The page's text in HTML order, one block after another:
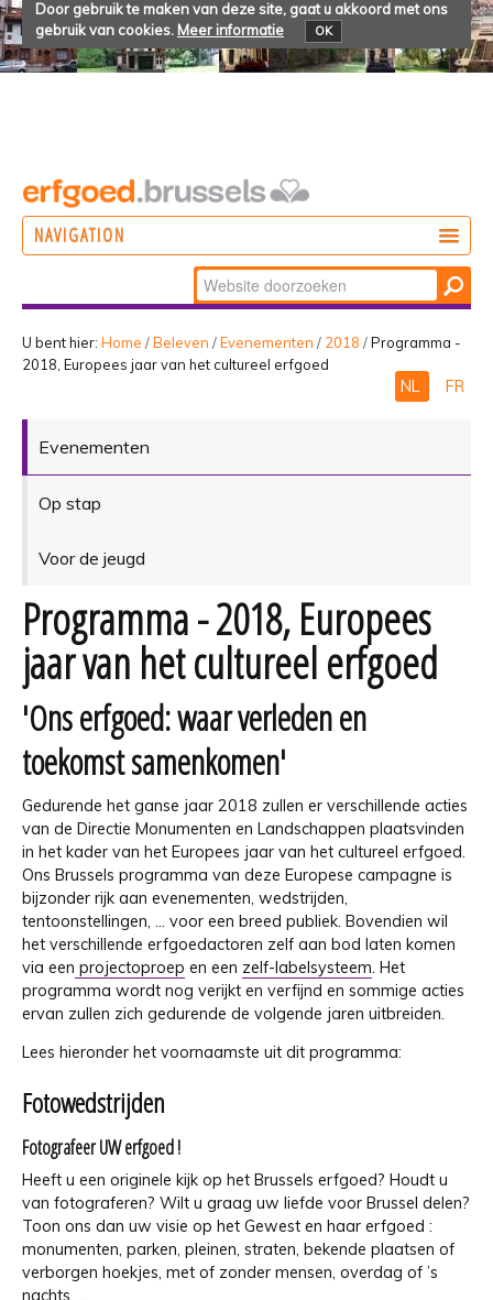
Door gebruik te maken van deze site, gaat u akkoord met ons
gebruik van cookies. Meer informatie OK
NAVIGATION
BELEVEN
Zoek
Geavanceerd
zoeken...
U bent hier: Home /Beleven /Evenementen / 2018 /Programma -
2018, Europees jaar van het cultureel erfgoed
NL FR
Evenementen
Op stap
Voor de jeugd
Programma - 2018, Europees
jaar van het cultureel erfgoed
'Ons erfgoed: waar verleden en
toekomst samenkomen'
Gedurende het ganse jaar 2018 zullen er verschillende acties
van de Directie Monumenten en Landschappen plaatsvinden
in het kader van het Europees jaar van het cultureel erfgoed.
Ons Brussels programma van deze Europese campagne is
bijzonder rijk aan evenementen, wedstrijden,
tentoonstellingen, ... voor een breed publiek. Bovendien wil
het verschillende erfgoedactoren zelf aan bod laten komen
via een projectoproep en een zelf-labelsysteem. Het
programma wordt nog verijkt en verfijnd en sommige acties
ervan zullen zich gedurende de volgende jaren uitbreiden.
Lees hieronder het voornaamste uit dit programma:
Fotowedstrijden
Fotografeer UW erfgoed !
Heeft u een originele kijk op het Brussels erfgoed? Houdt u
van fotograferen? Wilt u graag uw liefde voor Brussel delen?
Toon ons dan uw visie op het Gewest en haar erfgoed :
monumenten, parken, pleinen, straten, bekende plaatsen of
verborgen hoekjes, met of zonder mensen, overdag of ’s
nachts, ...